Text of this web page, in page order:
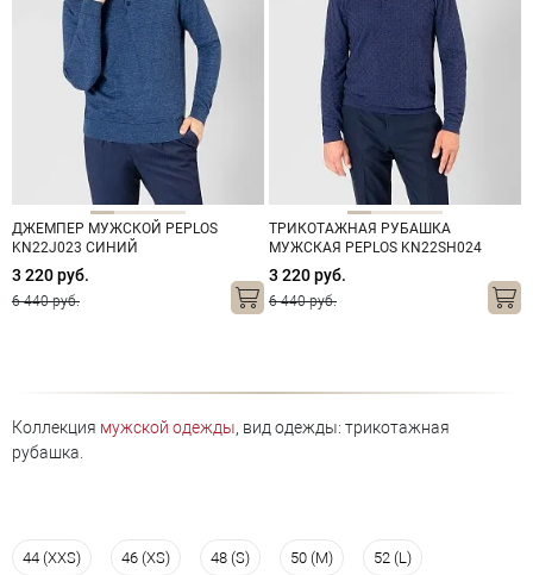
ДЖЕМПЕР МУЖСКОЙ PEPLOS
KN22J023 СИНИЙ
3 220 руб.
6 440 руб.
ТРИКОТАЖНАЯ РУБАШКА
МУЖСКАЯ PEPLOS KN22SH024
ТЕМНО-СИНИЙ
3 220 руб.
6 440 руб.
Коллекция мужской одежды , вид одежды: трикотажная
рубашка.
44 (XXS) 46 (XS) 48 (S) 50 (M) 52 (L)